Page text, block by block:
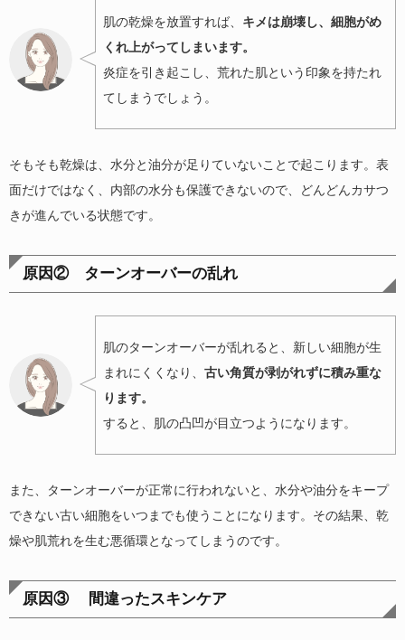
肌の乾燥を放置すれば、 キメは崩壊し、細胞がめ
くれ上がってしまいます。
炎症を引き起こし、荒れた肌という印象を持たれ
てしまうでしょう。
そもそも乾燥は、水分と油分が足りていないことで起こります。表
面だけではなく、内部の水分も保護できないので、どんどんカサつ
きが進んでいる状態です。
原因② ターンオーバーの乱れ
肌のターンオーバーが乱れると、新しい細胞が生
まれにくくなり、 古い角質が剥がれずに積み重な
ります。
すると、肌の凸凹が目立つようになります。
また、ターンオーバーが正常に行われないと、水分や油分をキープ
できない古い細胞をいつまでも使うことになります。その結果、乾
燥や肌荒れを生む悪循環となってしまうのです。
原因③ 間違ったスキンケア